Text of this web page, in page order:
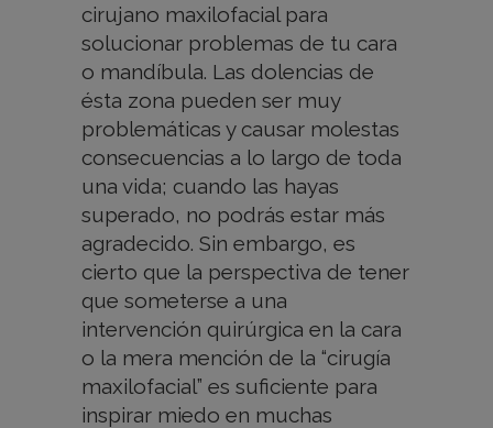
cirujano maxilofacial para
solucionar problemas de tu cara
o mandíbula. Las dolencias de
ésta zona pueden ser muy
problemáticas y causar molestas
consecuencias a lo largo de toda
una vida; cuando las hayas
superado, no podrás estar más
agradecido. Sin embargo, es
cierto que la perspectiva de tener
que someterse a una
intervención quirúrgica en la cara
o la mera mención de la “cirugía
maxilofacial” es suficiente para
inspirar miedo en muchas